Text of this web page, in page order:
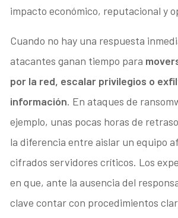
impacto económico, reputacional y
Cuando no hay una respuesta
atacantes ganan tiempo para
por la red, escalar privilegios o
información. En ataques de
ejemplo, unas pocas horas de
la diferencia entre aislar un equipo
cifrados servidores críticos. Los
en que, ante la ausencia del
clave contar con procedimientos